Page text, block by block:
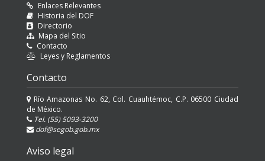
Enlaces Relevantes
Historia del DOF
Directorio
Mapa del Sitio
Contacto
Leyes y Reglamentos
Contacto
Río Amazonas No. 62, Col. Cuauhtémoc, C.P. 06500 Ciudad
de México.
Tel. (55) 5093-3200
dof@segob.gob.mx
Aviso legal